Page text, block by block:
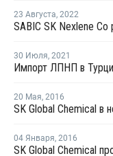
23 Августа, 2022
30 Июля, 2021
Импорт ЛПНП в
20 Мая, 2016
04 Января, 2016